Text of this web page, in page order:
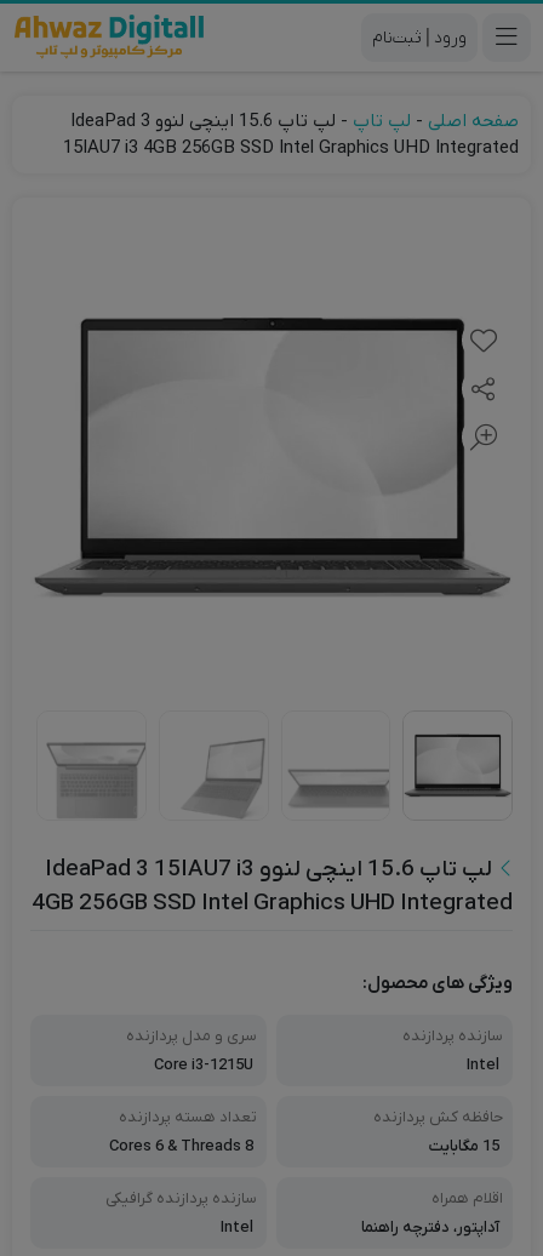
|
صفحه اصلی - لپ تاپ -
لپ تاپ 15.6 اینچی لنوو IdeaPad 3
15IAU7 i3 4GB 256GB SSD Intel Graphics UHD Integrated
لپ تاپ 15.6 اینچی لنوو IdeaPad 3 15IAU7 i3
4GB 256GB SSD Intel Graphics UHD Integrated
ویژگی های محصول:
سازنده پردازنده
Intel
سری و مدل پردازنده
Core i3-1215U
حافظه کش پردازنده
15 مگابایت
تعداد هسته پردازنده
Cores 6 & Threads 8
اقلام همراه
آداپتور، دفترچه راهنما
سازنده پردازنده گرافیکی
Intel